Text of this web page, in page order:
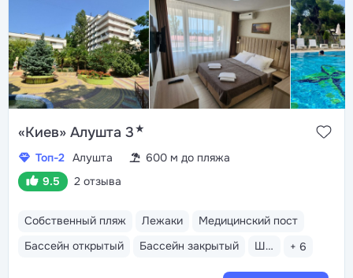
«Киев» Алушта 3★
Топ-2 Алушта
600 м до пляжа
9.5
2 отзыва
Собственный пляж Лежаки
Медицинский пост
Бассейн открытый
Бассейн закрытый Шведский стол + 6